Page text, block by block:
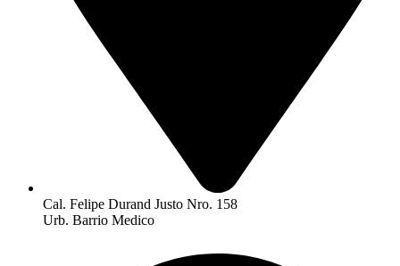
Cal. Felipe Durand Justo Nro. 158
Urb. Barrio Medico